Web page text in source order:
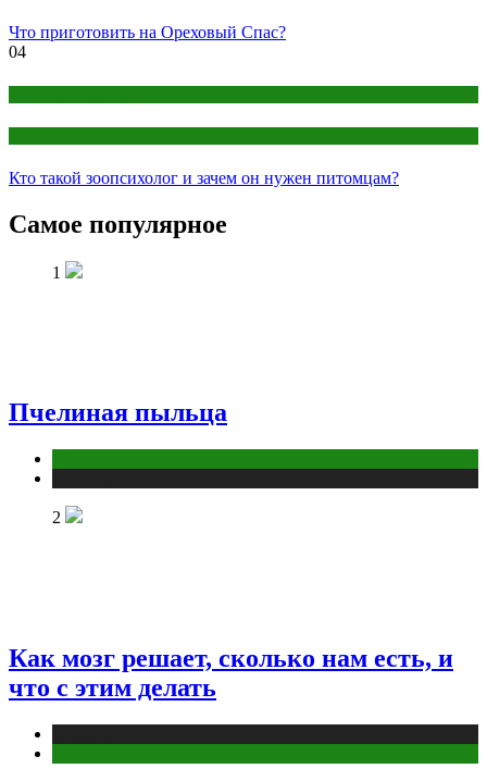
Что приготовить на Ореховый Спас?
04
Кто такой зоопсихолог и зачем он нужен питомцам?
Самое популярное
1
Пчелиная пыльца
2
Как мозг решает, сколько нам есть, и
что с этим делать